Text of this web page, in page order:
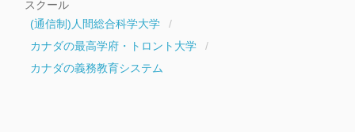
スクール
(通信制)人間総合科学大学
カナダの最高学府・トロント大学
カナダの義務教育システム